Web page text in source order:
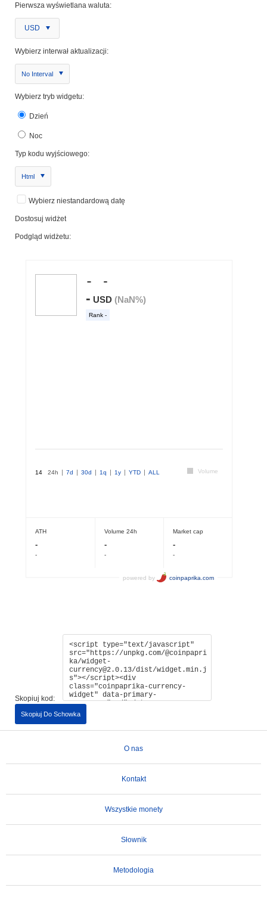
Pierwsza wyświetlana waluta:
USD
Wybierz interwał aktualizacji:
No Interval
Wybierz tryb widgetu:
Dzień
Noc
Typ kodu wyjściowego:
Html
Wybierz niestandardową datę
Dostosuj widżet
Podgląd widżetu:
Skopiuj kod:
Skopiuj Do Schowka
O nas
Kontakt
Wszystkie monety
Słownik
Metodologia